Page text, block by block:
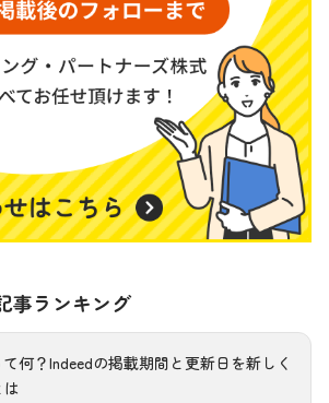
事ランキング
何？Indeedの掲載期間と更新日を新しく